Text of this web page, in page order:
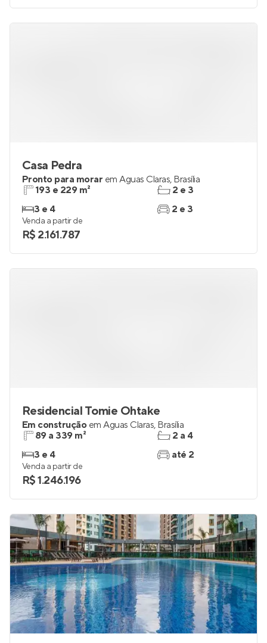
Casa Pedra
Pronto para morar em Águas Claras, Brasília
193 e 229 m²
3 e 4
2 e 3
2 e 3
Venda a partir de
R$ 2.161.787
Residencial Tomie Ohtake
Em construção em Águas Claras, Brasília
89 a 339 m²
3 e 4
2 a 4
até 2
Venda a partir de
R$ 1.246.196